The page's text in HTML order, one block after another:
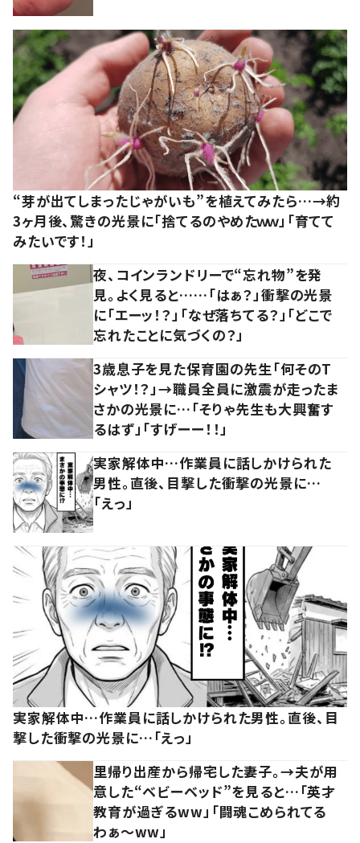
“芽が出てしまったじゃがいも”を植えてみたら…→約
3ヶ月後、驚きの光景に「捨てるのやめたｗｗ」「育てて
みたいです！」
夜、コインランドリーで“忘れ物”を発
見。よく見ると……「はぁ？」衝撃の光景
に「エーッ！？」「なぜ落ちてる？」「どこで
忘れたことに気づくの？」
3歳息子を見た保育園の先生「何そのT
シャツ！？」→職員全員に激震が走ったま
さかの光景に…「そりゃ先生も大興奮す
るはず」「すげーー！！」
実家解体中…作業員に話しかけられた
男性。直後、目撃した衝撃の光景に…
「えっ」
実家解体中…作業員に話しかけられた男性。直後、目
撃した衝撃の光景に…「えっ」
里帰り出産から帰宅した妻子。→夫が用
意した“ベビーベッド”を見ると…「英才
教育が過ぎるww」「闘魂こめられてる
わぁ～ww」